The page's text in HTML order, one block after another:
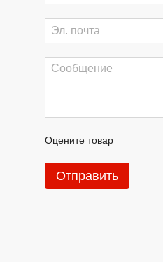
Оцените товар
Отправить